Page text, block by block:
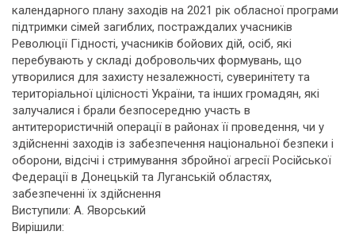
календарного плану заходів на 2021 рік обласної програми
підтримки сімей загиблих, постраждалих учасників
Революції Гідності, учасників бойових дій, осіб, які
перебувають у складі добровольчих формувань, що
утворилися для захисту незалежності, суверинітету та
територіальної цілісності України, та інших громадян, які
залучалися і брали безпосередню участь в
антитерористичній операції в районах її проведення, чи у
здійсненні заходів із забезпечення національної безпеки і
оборони, відсічі і стримування збройної агресії Російської
Федерації в Донецькій та Луганській областях,
забезпеченні їх здійснення
Виступили: А. Яворський
Вирішили: